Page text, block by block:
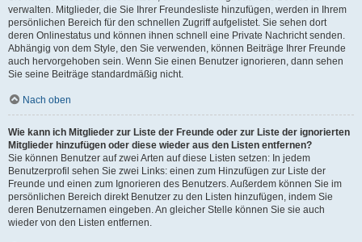
verwalten. Mitglieder, die Sie Ihrer Freundesliste hinzufügen, werden in Ihrem
persönlichen Bereich für den schnellen Zugriff aufgelistet. Sie sehen dort
deren Onlinestatus und können ihnen schnell eine Private Nachricht senden.
Abhängig von dem Style, den Sie verwenden, können Beiträge Ihrer Freunde
auch hervorgehoben sein. Wenn Sie einen Benutzer ignorieren, dann sehen
Sie seine Beiträge standardmäßig nicht.
Nach oben
Wie kann ich Mitglieder zur Liste der Freunde oder zur Liste der ignorierten
Mitglieder hinzufügen oder diese wieder aus den Listen entfernen?
Sie können Benutzer auf zwei Arten auf diese Listen setzen: In jedem
Benutzerprofil sehen Sie zwei Links: einen zum Hinzufügen zur Liste der
Freunde und einen zum Ignorieren des Benutzers. Außerdem können Sie im
persönlichen Bereich direkt Benutzer zu den Listen hinzufügen, indem Sie
deren Benutzernamen eingeben. An gleicher Stelle können Sie sie auch
wieder von den Listen entfernen.